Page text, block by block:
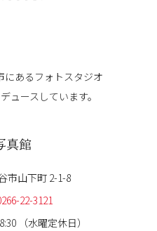
にある フォトスタジオ
ュースしています。
真館
市山下町 2-1-8
22-3121
（水曜定休日）